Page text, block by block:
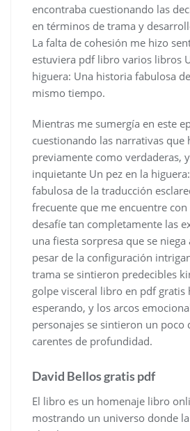
encontraba cuestionando las
en términos de trama y
La falta de cohesión me hizo
estuviera pdf libro varios libros
higuera: Una historia fabulosa
mismo tiempo.
Mientras me sumergía en este
cuestionando las narrativas que
previamente como verdaderas,
inquietante Un pez en la
fabulosa de la traducción
frecuente que me encuentre
desafíe tan completamente las
una fiesta sorpresa que se niega
pesar de la configuración
trama se sintieron predecibles
golpe visceral libro en pdf gratis
esperando, y los arcos
personajes se sintieron un poco
carentes de profundidad.
David Bellos gratis pdf
El libro es un homenaje libro
mostrando un universo donde